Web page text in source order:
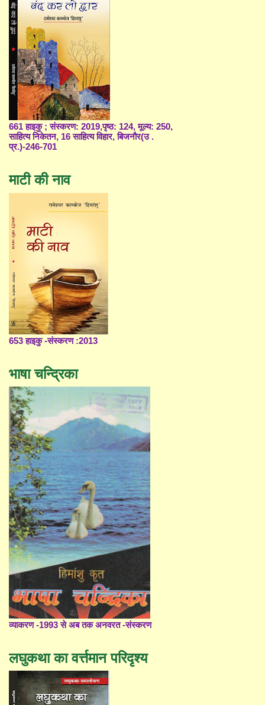
661 हाइकु ; संस्करण: 2019,पृष्ठ: 124, मूल्य: 250,
साहित्य निकेतन, 16 साहित्य विहार, बिजनौर(उ .
प्र.)-246-701
माटी की नाव
653 हाइकु -संस्करण :2013
भाषा चन्द्रिका
व्याकरण -1993 से अब तक अनवरत -संस्करण
लघुकथा का वर्त्तमान परिदृश्य